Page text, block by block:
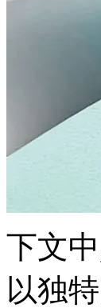
下文
以独